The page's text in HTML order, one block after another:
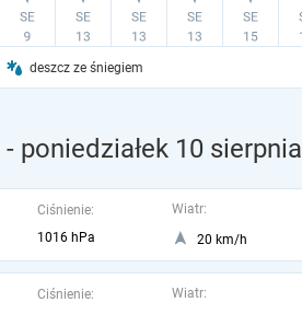
deszcz ze śniegiem
- poniedziałek 10 sierpnia
Ciśnienie:
1016 hPa
Wiatr:
20 km/h
Ciśnienie:
Wiatr: